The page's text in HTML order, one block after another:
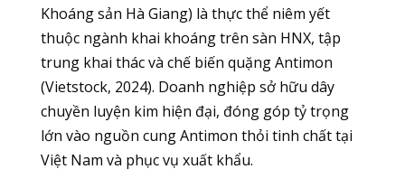
Khoáng sản Hà Giang) là thực thể niêm yết
thuộc ngành khai khoáng trên sàn HNX, tập
trung khai thác và chế biến quặng Antimon
(Vietstock, 2024). Doanh nghiệp sở hữu dây
chuyền luyện kim hiện đại, đóng góp tỷ trọng
lớn vào nguồn cung Antimon thỏi tinh chất tại
Việt Nam và phục vụ xuất khẩu.